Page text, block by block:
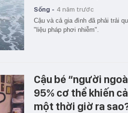
Sống - 4 năm trước
Cậu và cả gia đình đã phải trải
"liệu pháp phơi nhiễm".
Cậu bé “người
95% cơ thể khiến
một thời giờ ra